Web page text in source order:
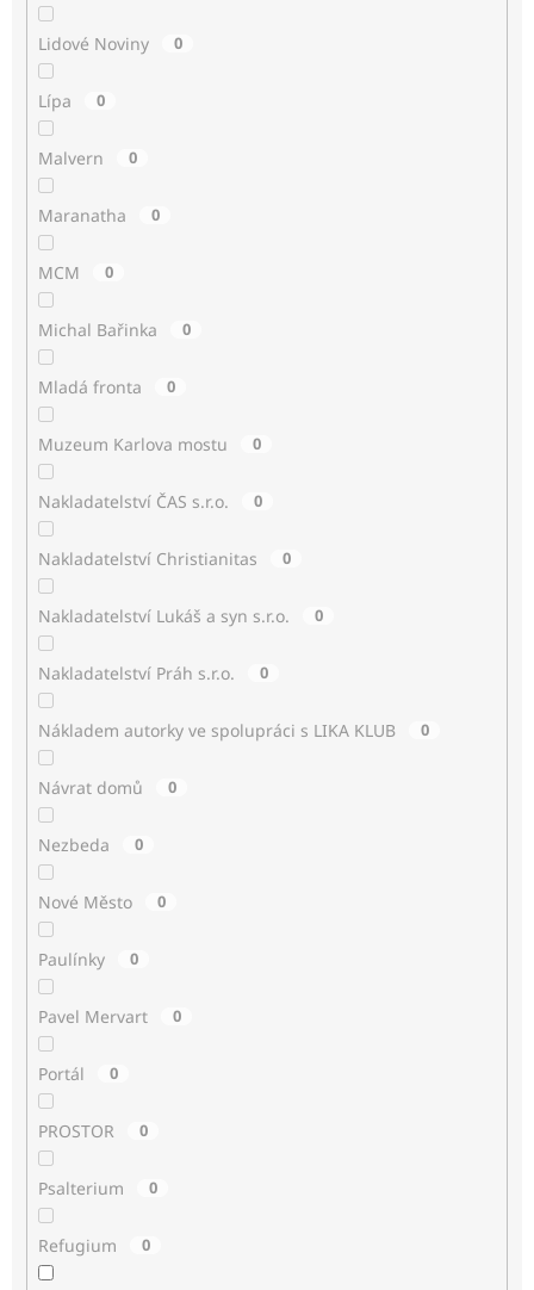
Lidové Noviny 0
Lípa 0
Malvern 0
Maranatha 0
MCM 0
Michal Bařinka 0
Mladá fronta 0
Muzeum Karlova mostu 0
Nakladatelství ČAS s.r.o. 0
Nakladatelství Christianitas 0
Nakladatelství Lukáš a syn s.r.o. 0
Nakladatelství Práh s.r.o. 0
Nákladem autorky ve spolupráci s LIKA KLUB 0
Návrat domů 0
Nezbeda 0
Nové Město 0
Paulínky 0
Pavel Mervart 0
Portál 0
PROSTOR 0
Psalterium 0
Refugium 0